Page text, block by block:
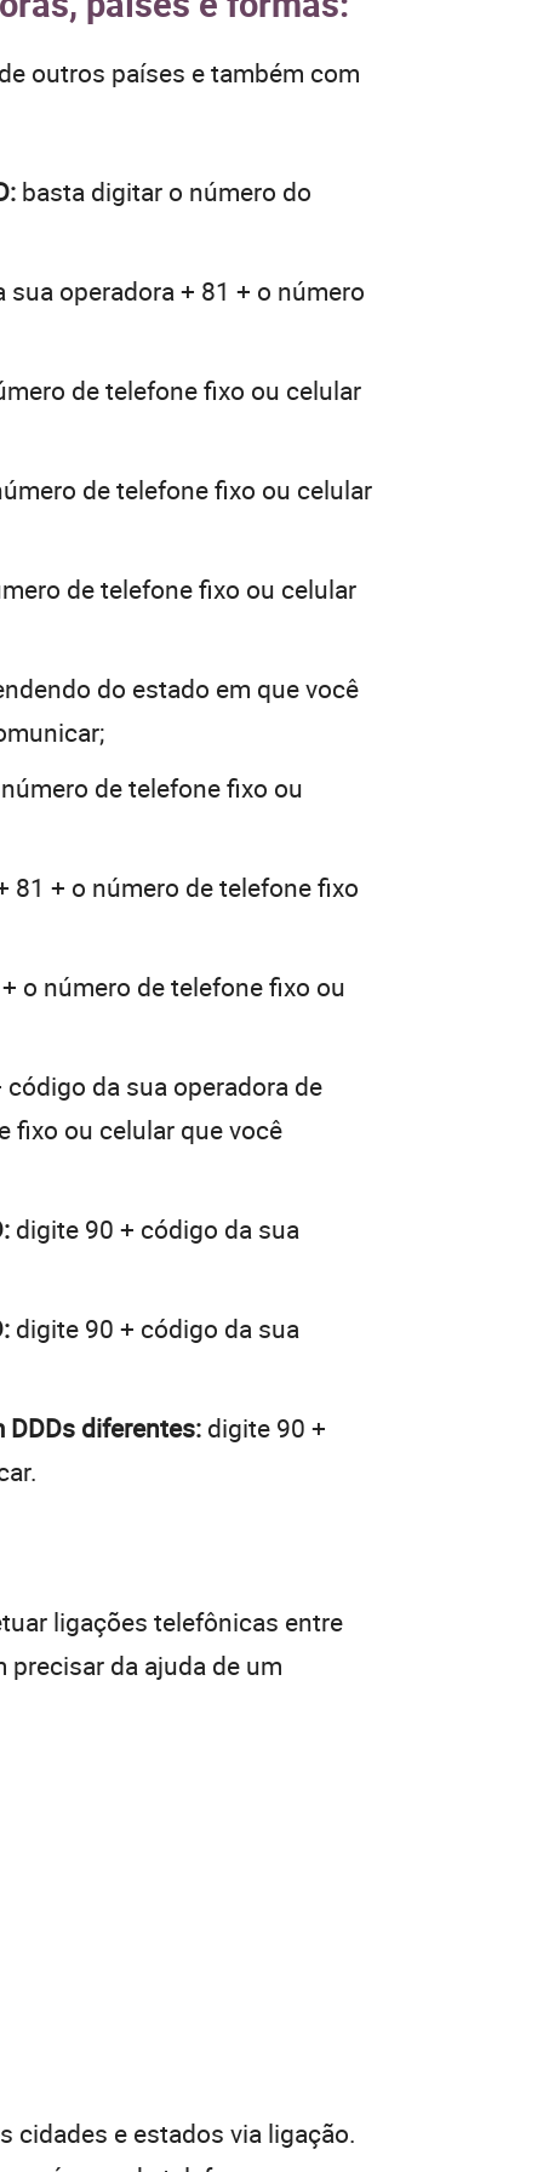
outros países e também com
basta digitar o número do
operadora + 81 + o número
de telefone fixo ou celular
de telefone fixo ou celular
de telefone fixo ou celular
do estado em que você
de telefone fixo ou
81 + o número de telefone fixo
o número de telefone fixo ou
código da sua operadora de
fixo ou celular que você
digite 90 + código da sua
digite 90 + código da sua
DDDs diferentes: digite 90 +
ligações telefônicas entre
precisar da ajuda de um
cidades e estados via ligação.